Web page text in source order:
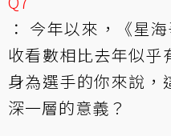
： 今年以來，《星
收看數相比去年似乎
身為選手的你來說，
深一層的意義？